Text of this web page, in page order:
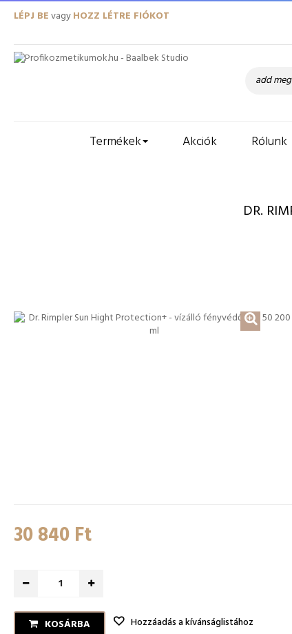
LÉPJ BEvagyHOZZ LÉTRE FIÓKOT
Termékek Akciók Rólunk
DR.
30 840 Ft‎
KOSÁRBA Hozzáadás a kívánságlistához